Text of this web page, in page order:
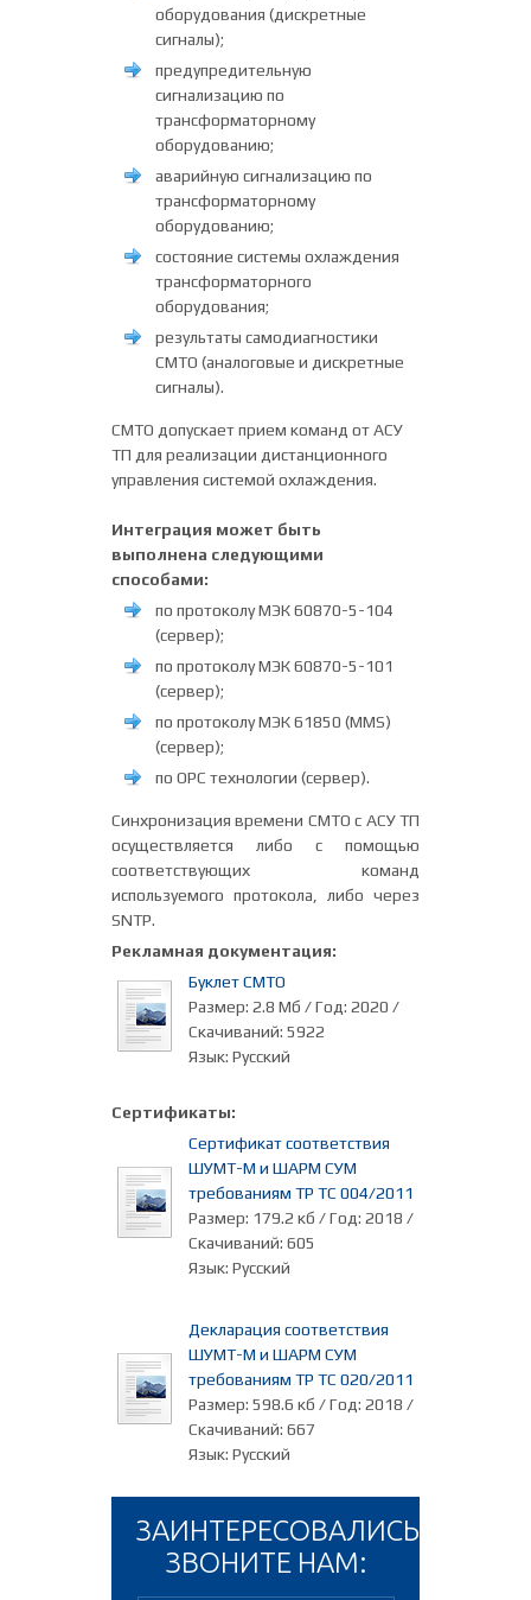
оборудования (дискретные
сигналы);
предупредительную
сигнализацию по
трансформаторному
оборудованию;
аварийную сигнализацию по
трансформаторному
оборудованию;
состояние системы охлаждения
трансформаторного
оборудования;
результаты самодиагностики
СМТО (аналоговые и дискретные
сигналы).
СМТО допускает прием команд от АСУ
ТП для реализации дистанционного
управления системой охлаждения.
Интеграция может быть
выполнена следующими
способами:
по протоколу МЭК 60870-5-104
(сервер);
по протоколу МЭК 60870-5-101
(сервер);
по протоколу МЭК 61850 (MMS)
(сервер);
по ОРС технологии (сервер).
Синхронизация времени СМТО с АСУ ТП
осуществляется либо с помощью
соответствующих команд
используемого протокола, либо через
SNTP.
Рекламная документация:
Буклет СМТО
Размер: 2.8 Мб / Год: 2020 /
Скачиваний: 5922
Язык: Русский
Сертификаты:
Сертификат соответствия
ШУМТ-М и ШАРМ СУМ
требованиям ТР ТС 004/2011
Размер: 179.2 кб / Год: 2018 /
Скачиваний: 605
Язык: Русский
Декларация соответствия
ШУМТ-М и ШАРМ СУМ
требованиям ТР ТС 020/2011
Размер: 598.6 кб / Год: 2018 /
Скачиваний: 667
Язык: Русский
ЗАИНТЕРЕСОВАЛИСЬ?
ЗВОНИТЕ НАМ: